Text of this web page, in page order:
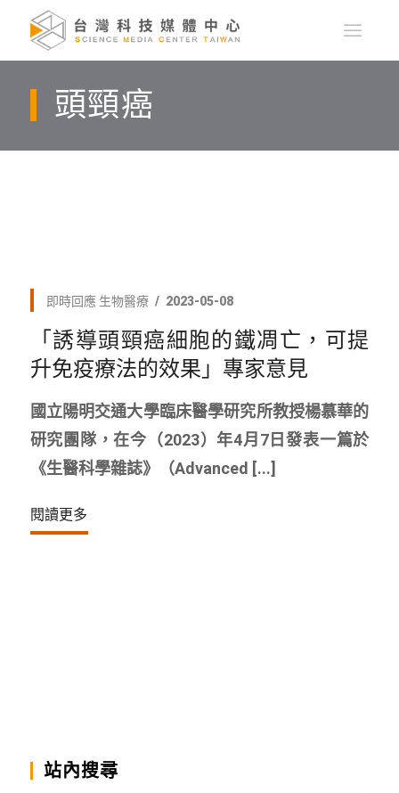
頭頸癌
即時回應 生物醫療 2023-05-08
「誘導頭頸癌細胞的鐵凋亡，可提
升免疫療法的效果」專家意見
國立陽明交通大學臨床醫學研究所教授楊慕華的
研究團隊，在今（2023）年4月7日發表一篇於
《生醫科學雜誌》（Advanced [...]
閱讀更多
站內搜尋